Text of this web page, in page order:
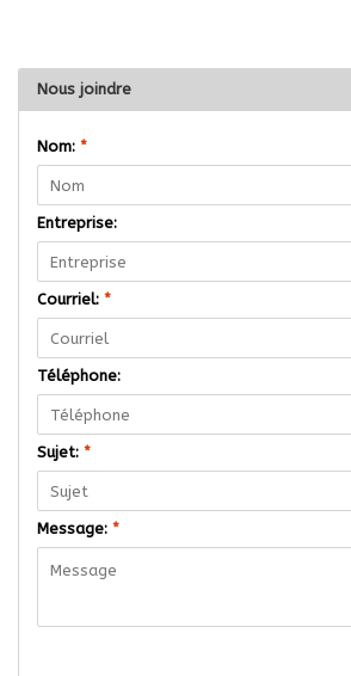
Nous joindre
Nom: *
Entreprise:
Courriel: *
Téléphone:
Sujet: *
Message: *